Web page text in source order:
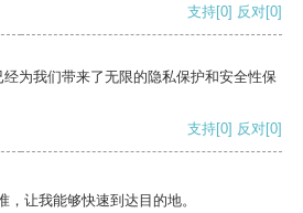
支持[0] 反对[0]
为我们带来了无限的隐私保护和安全性保
支持[0] 反对[0]
让我能够快速到达目的地。